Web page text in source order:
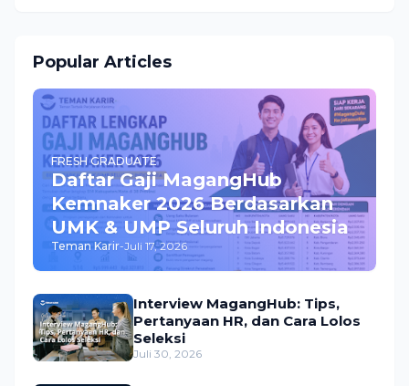
Popular Articles
FRESH GRADUATE
Daftar Gaji MagangHub
Kemnaker 2026 Berdasarkan
UMK & UMP Seluruh Indonesia
Teman Karir-Juli 17, 2026
Interview MagangHub: Tips,
Pertanyaan HR, dan Cara Lolos
Seleksi
Juli 30, 2026